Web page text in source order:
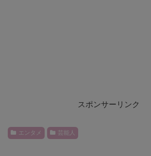
スポンサーリンク
エンタメ 芸能人